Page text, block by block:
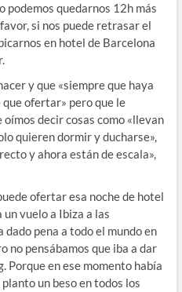
podemos quedarnos 12h más
si nos puede retrasar el
en hotel de Barcelona
y que «siempre que haya
que ofertar» pero que le
decir cosas como «llevan
quieren dormir y ducharse»,
y ahora están de escala»,
ofertar esa noche de hotel
vuelo a Ibiza a las
pena a todo el mundo en
no pensábamos que iba a dar
Porque en ese momento había
un beso en todos los